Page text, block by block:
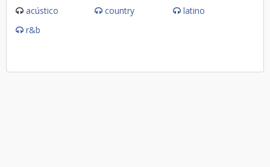
acústico country
latino
r&b